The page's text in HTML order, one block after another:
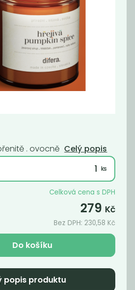
Svíčka Difera -
279Kč
. ovocně Celý popis
Celková cena s DPH
279 Kč
Bez DPH: 230,58 Kč
Do košíku
popis produktu